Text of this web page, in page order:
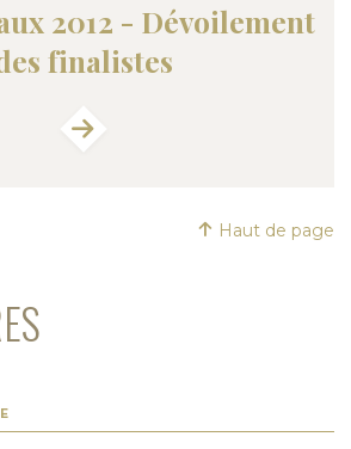
2012 - Dévoilement
finalistes
Haut de page